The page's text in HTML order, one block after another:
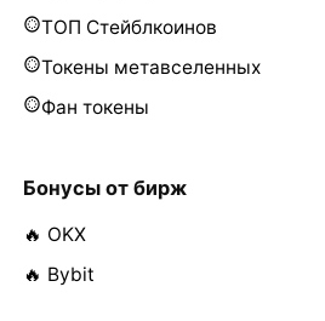
ТОП Стейблкоинов
Токены метавселенных
Фан токены
Бонусы от бирж
🔥 OKX
🔥 Bybit